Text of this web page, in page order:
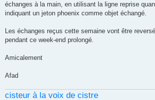
échanges à la main, en utilisant la ligne reprise
indiquant un jeton phoenix comme objet échangé.
Les échanges reçus cette semaine vont être
pendant ce week-end prolongé.
Amicalement
Afad
cisteur à la voix de cistre